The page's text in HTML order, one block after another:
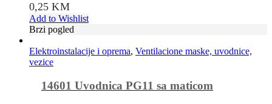
0,25KM
Add to Wishlist
Brzi pogled
Elektroinstalacije i oprema, Ventilacione maske, uvodnice,
vezice
14601 Uvodnica PG11 sa maticom